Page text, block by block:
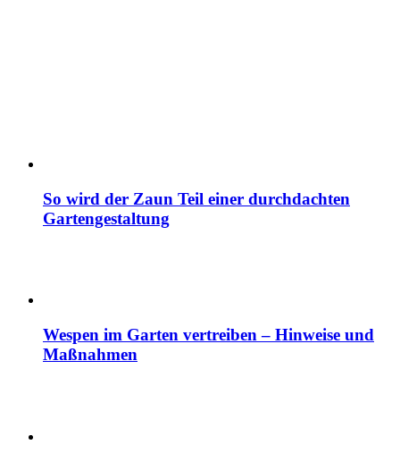
So wird der Zaun Teil einer durchdachten
Gartengestaltung
Wespen im Garten vertreiben – Hinweise und
Maßnahmen